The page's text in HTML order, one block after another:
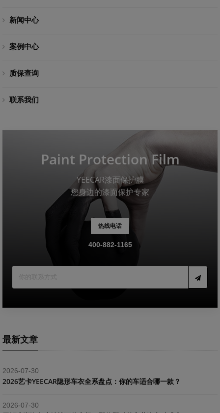
新闻中心
案例中心
质保查询
联系我们
Paint Protection Film
YEECAR漆面保护膜
您身边的漆面保护专家
热线电话
400-882-1165
最新文章
2026-07-30
2026艺卡YEECAR隐形车衣全系盘点：你的车适合哪一款？
2026-07-30